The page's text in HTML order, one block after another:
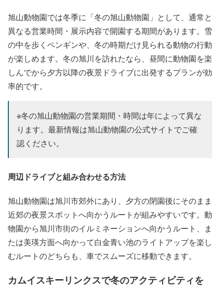
旭山動物園では冬季に「冬の旭山動物園」として、通常と
異なる営業時間・展示内容で開園する期間があります。雪
の中を歩くペンギンや、冬の時期だけ見られる動物の行動
が楽しめます。冬の旭川を訪れたなら、昼間に動物園を楽
しんでから夕方以降の夜景ドライブに出発するプランが効
率的です。
※冬の旭山動物園の営業期間・時間は年によって異な
ります。最新情報は旭山動物園の公式サイトでご確
認ください。
周辺ドライブと組み合わせる方法
旭山動物園は旭川市郊外にあり、夕方の閉園後にそのまま
近郊の夜景スポットへ向かうルートが組みやすいです。動
物園から旭川市街のイルミネーションへ向かうルート、ま
たは美瑛方面へ向かって白金青い池のライトアップを楽し
むルートのどちらも、車でスムーズに移動できます。
カムイスキーリンクスで冬のアクティビティを